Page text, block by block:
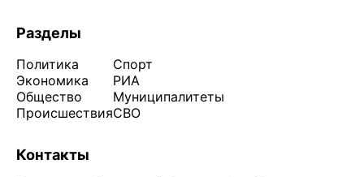
Разделы
Политика
Экономика
Общество
Происшествия
Спорт
РИА
Муниципалитеты
СВО
Контакты